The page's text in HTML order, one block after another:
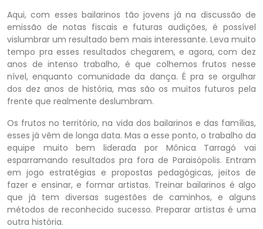
Aqui, com esses bailarinos tão jovens já na discussão de
emissão de notas fiscais e futuras audições, é possível
vislumbrar um resultado bem mais interessante. Leva muito
tempo pra esses resultados chegarem, e agora, com dez
anos de intenso trabalho, é que colhemos frutos nesse
nível, enquanto comunidade da dança. É pra se orgulhar
dos dez anos de história, mas são os muitos futuros pela
frente que realmente deslumbram.
Os frutos no território, na vida dos bailarinos e das famílias,
esses já vêm de longa data. Mas a esse ponto, o trabalho da
equipe muito bem liderada por Mônica Tarragó vai
esparramando resultados pra fora de Paraisópolis. Entram
em jogo estratégias e propostas pedagógicas, jeitos de
fazer e ensinar, e formar artistas. Treinar bailarinos é algo
que já tem diversas sugestões de caminhos, e alguns
métodos de reconhecido sucesso. Preparar artistas é uma
outra história.